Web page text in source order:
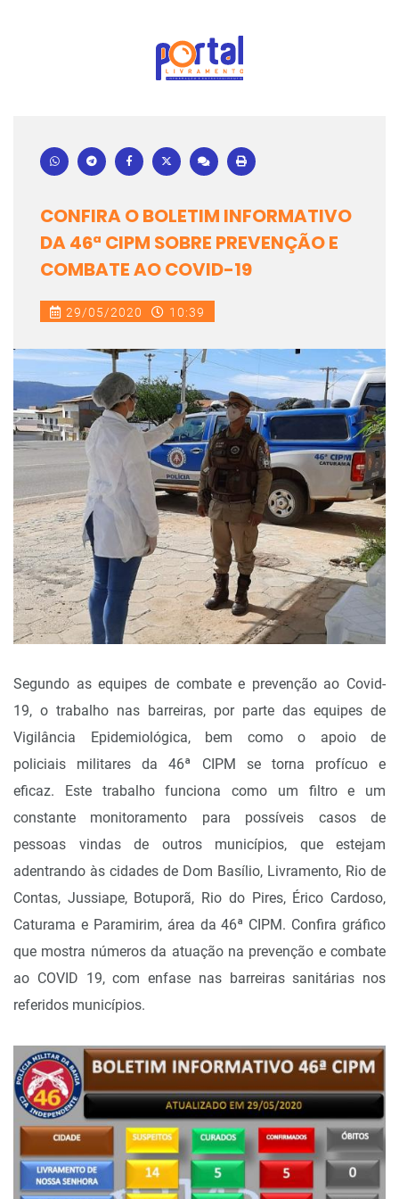
CONFIRA O BOLETIM INFORMATIVO
DA 46ª CIPM SOBRE PREVENÇÃO E
COMBATE AO COVID-19
29/05/2020 10:39
Segundo as equipes de combate e prevenção ao Covid-
19, o trabalho nas barreiras, por parte das equipes de
Vigilância Epidemiológica, bem como o apoio de
policiais militares da 46ª CIPM se torna profícuo e
eficaz. Este trabalho funciona como um filtro e um
constante monitoramento para possíveis casos de
pessoas vindas de outros municípios, que estejam
adentrando às cidades de Dom Basílio, Livramento, Rio de
Contas, Jussiape, Botuporã, Rio do Pires, Érico Cardoso,
Caturama e Paramirim, área da 46ª CIPM. Confira gráfico
que mostra números da atuação na prevenção e combate
ao COVID 19, com enfase nas barreiras sanitárias nos
referidos municípios.